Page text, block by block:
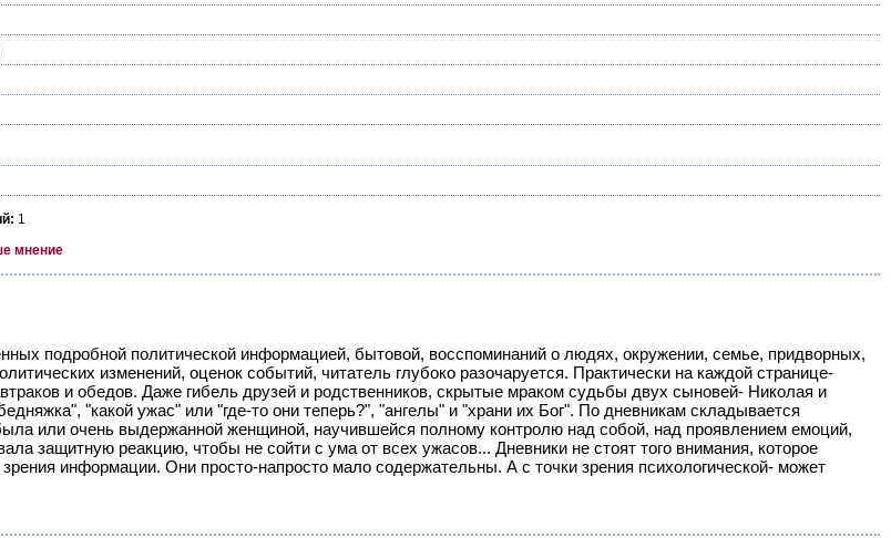
1
мнение
подробной политической информацией, бытовой, восспоминаний о людях, окружении, семье, придворных,
изменений, оценок событий, читатель глубоко разочаруется. Практически на каждой странице-
и обедов. Даже гибель друзей и родственников, скрытые мраком судьбы двух сыновей- Николая и
"какой ужас" или "где-то они теперь?", "ангелы" и "храни их Бог". По дневникам складывается
или очень выдержанной женщиной, научившейся полному контролю над собой, над проявлением емоций,
защитную реакцию, чтобы не сойти с ума от всех ужасов... Дневники не стоят того внимания, которое
зрения информации. Они просто-напросто мало содержательны. А с точки зрения психологической- может